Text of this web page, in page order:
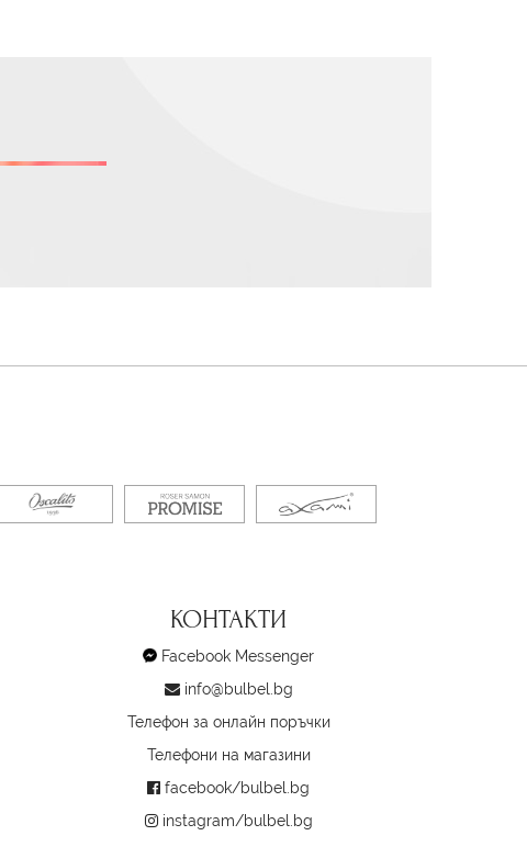
КОНТАКТИ
Facebook Messenger
info@bulbel.bg
Телефон за онлайн поръчки
Телефони на магазини
facebook/bulbel.bg
instagram/bulbel.bg